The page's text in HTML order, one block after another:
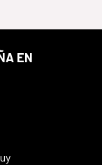
EN